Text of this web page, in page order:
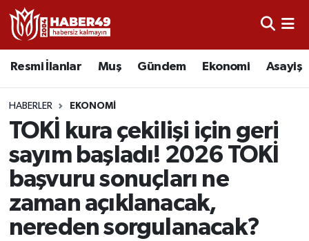
Resmi İlanlar Muş Gündem Ekonomi Asayiş
HABERLER EKONOMI
TOKİ kura çekilişi için geri
sayım başladı! 2026 TOKİ
başvuru sonuçları ne
zaman açıklanacak,
nereden sorgulanacak?
Resmi İlanlar
Asayiş
Bölge
Eğitim
Ekonomi
Sağlık
Uşak Nöbetçi Eczaneler
Uşak Hava Durumu
Uşak Namaz Vakitleri
Uşak Trafik Yoğunluk Haritası
TFF 2.Lig Kırmızı Grup Puan Durumu ve Fikstür
Tüm Manşetler